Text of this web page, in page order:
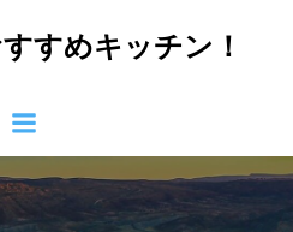
ン
ツ
へ
ス
キ
すめキッチン！